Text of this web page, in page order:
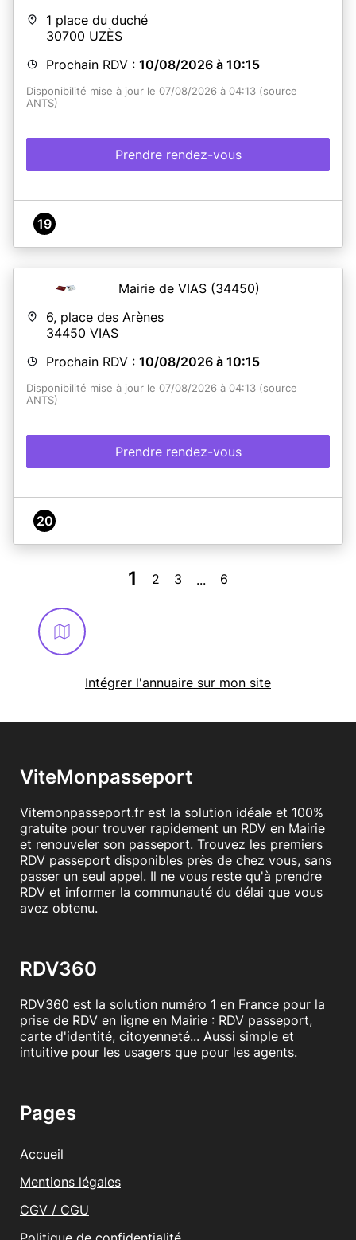
1 place du duché
30700 UZÈS
Prochain RDV : 10/08/2026 à 10:15
Disponibilité mise à jour le 07/08/2026 à 04:13 (source
ANTS)
Prendre rendez-vous
19
Mairie de VIAS (34450)
6, place des Arènes
34450 VIAS
Prochain RDV : 10/08/2026 à 10:15
Disponibilité mise à jour le 07/08/2026 à 04:13 (source
ANTS)
Prendre rendez-vous
20
1 2 3 ... 6
Intégrer l'annuaire sur mon site
ViteMonpasseport
Vitemonpasseport.fr est la solution idéale et 100%
gratuite pour trouver rapidement un RDV en Mairie
et renouveler son passeport. Trouvez les premiers
RDV passeport disponibles près de chez vous, sans
passer un seul appel. Il ne vous reste qu'à prendre
RDV et informer la communauté du délai que vous
avez obtenu.
RDV360
RDV360 est la solution numéro 1 en France pour la
prise de RDV en ligne en Mairie : RDV passeport,
carte d'identité, citoyenneté... Aussi simple et
intuitive pour les usagers que pour les agents.
Pages
Accueil
Mentions légales
CGV / CGU